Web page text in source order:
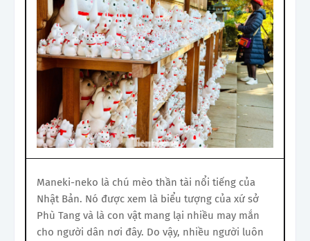
Maneki-neko là chú mèo thần tài nổi tiếng của
Nhật Bản. Nó được xem là biểu tượng của xứ sở
Phù Tang và là con vật mang lại nhiều may mắn
cho người dân nơi đây. Do vậy, nhiều người luôn